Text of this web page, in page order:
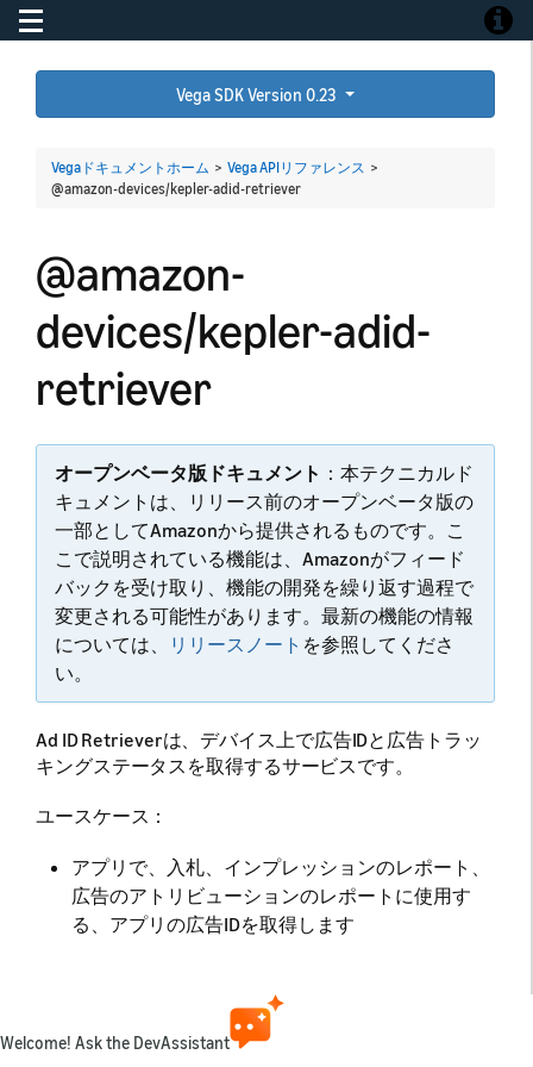
Toggle navigation
Vega SDK Version 0.23
Vegaドキュメントホーム > Vega APIリファレンス >
@amazon-devices/kepler-adid-retriever
@amazon-
devices/kepler-adid-
retriever
オープンベータ版ドキュメント ：本テクニカルド
キュメントは、リリース前のオープンベータ版の
一部としてAmazonから提供されるものです。こ
こで説明されている機能は、Amazonがフィード
バックを受け取り、機能の開発を繰り返す過程で
変更される可能性があります。最新の機能の情報
については、
リリースノート を参照してくださ
い。
Ad ID Retrieverは、デバイス上で広告IDと広告トラッ
キングステータスを取得するサービスです。
ユースケース：
アプリで、入札、インプレッションのレポート、
広告のアトリビューションのレポートに使用す
る、アプリの広告IDを取得します
インタレストベース広告に関するユーザーの設定
（ isAdvertisingTrackingEnabled
Welcome! Ask the DevAssistant